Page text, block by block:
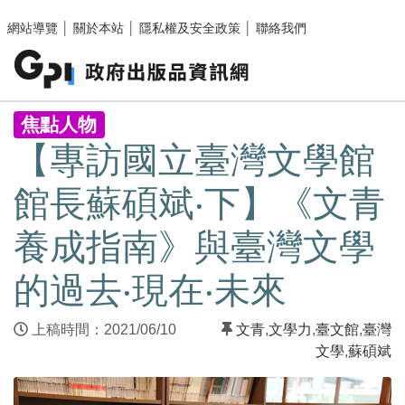
網站導覽
關於本站 隱私權及安全政策 聯絡我們
:::
焦點人物
【專訪國立臺灣文學館
館長蘇碩斌‧下】《文青
養成指南》與臺灣文學
的過去‧現在‧未來
上稿時間：2021/06/10 文青,文學力,臺文館,臺灣
文學,蘇碩斌